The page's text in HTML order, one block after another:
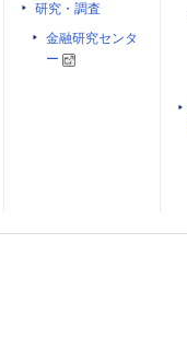
研究・調査
金融研究センタ
ー